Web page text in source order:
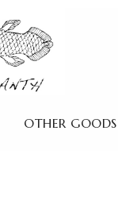
OTHER GOODS